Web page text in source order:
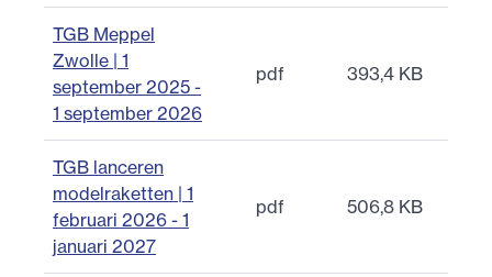
TGB Meppel
Zwolle | 1
september 2025 -
1 september 2026
pdf 393,4 KB
TGB lanceren
modelraketten | 1
februari 2026 - 1
januari 2027
pdf 506,8 KB